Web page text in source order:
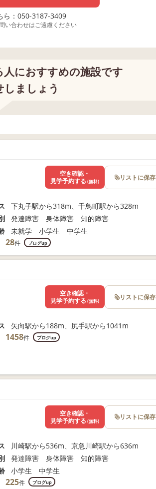
ら：050-3187-3409
い合わせはご遠慮ください
におすすめの施設です
しましょう
下丸子駅から318m、千鳥町駅から328m
発達障害 身体障害 知的障害
未就学 小学生 中学生
28件 ブログup
空き確認・
見学予約する (無料) リストに保存
矢向駅から188m、尻手駅から1041m
1458件 ブログup
空き確認・
見学予約する (無料) リストに保存
川崎駅から536m、京急川崎駅から636m
発達障害 身体障害 知的障害
小学生 中学生
225件 ブログup
空き確認・
見学予約する (無料) リストに保存